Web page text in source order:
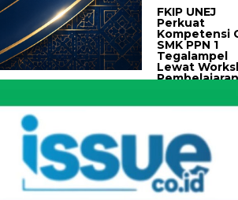
FKIP UNEJ
Perkuat
Kompetensi
SMK PPN 1
Tegalampel
Lewat